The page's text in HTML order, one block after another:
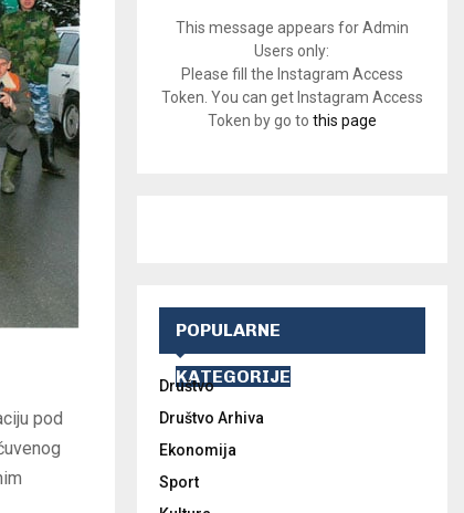
pod
This message appears for Admin
Users only:
Please fill the Instagram Access
Token. You can get Instagram Access
Token by go to this page
POPULARNE
KATEGORIJE
Društvo
Društvo Arhiva
Ekonomija
Sport